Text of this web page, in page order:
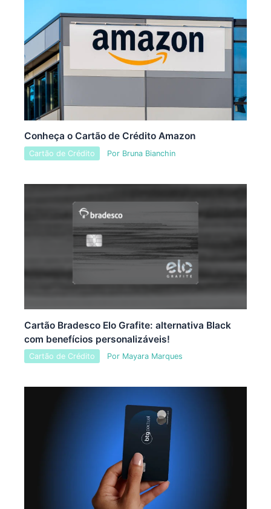
Conheça o Cartão de Crédito Amazon
Cartão de Crédito Por Bruna Bianchin
Cartão Bradesco Elo Grafite: alternativa Black
com benefícios personalizáveis!
Cartão de Crédito Por Mayara Marques